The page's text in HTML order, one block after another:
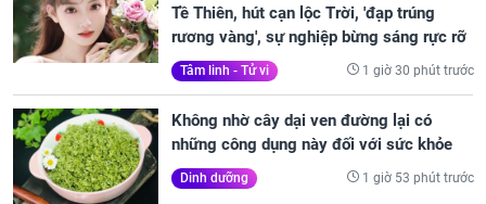
Tề Thiên, hút cạn lộc Trời, 'đạp trúng
rương vàng', sự nghiệp bừng sáng rực rỡ
Tâm linh - Tử vi 1 giờ 30 phút trước
Không nhờ cây dại ven đường lại có
những công dụng này đối với sức khỏe
Dinh dưỡng 1 giờ 53 phút trước